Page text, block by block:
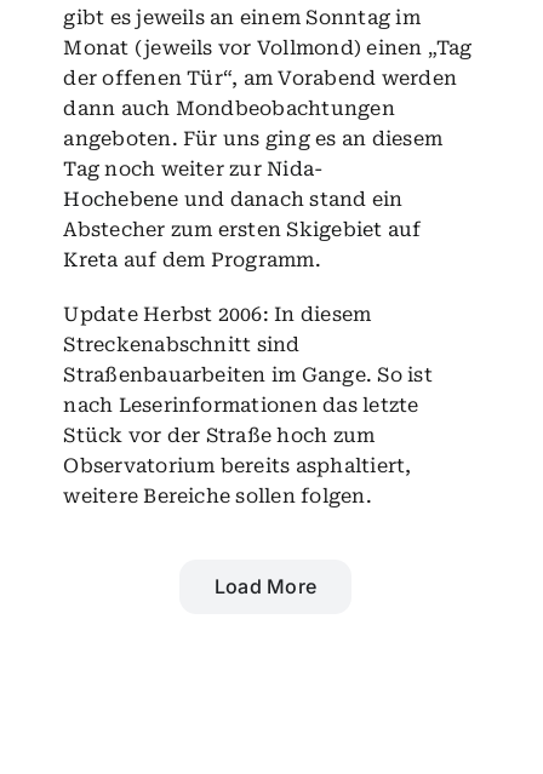
gibt es jeweils an einem Sonntag im
Monat (jeweils vor Vollmond) einen „Tag
der offenen Tür“, am Vorabend werden
dann auch Mondbeobachtungen
angeboten. Für uns ging es an diesem
Tag noch weiter zur Nida-
Hochebene und danach stand ein
Abstecher zum ersten Skigebiet auf
Kreta auf dem Programm.
Update Herbst 2006: In diesem
Streckenabschnitt sind
Straßenbauarbeiten im Gange. So ist
nach Leserinformationen das letzte
Stück vor der Straße hoch zum
Observatorium bereits asphaltiert,
weitere Bereiche sollen folgen.
Load More